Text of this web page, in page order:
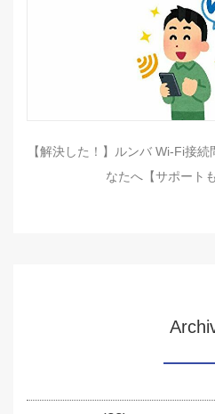
【解決した！】ルンバ Wi-Fi接
なたへ【サポート